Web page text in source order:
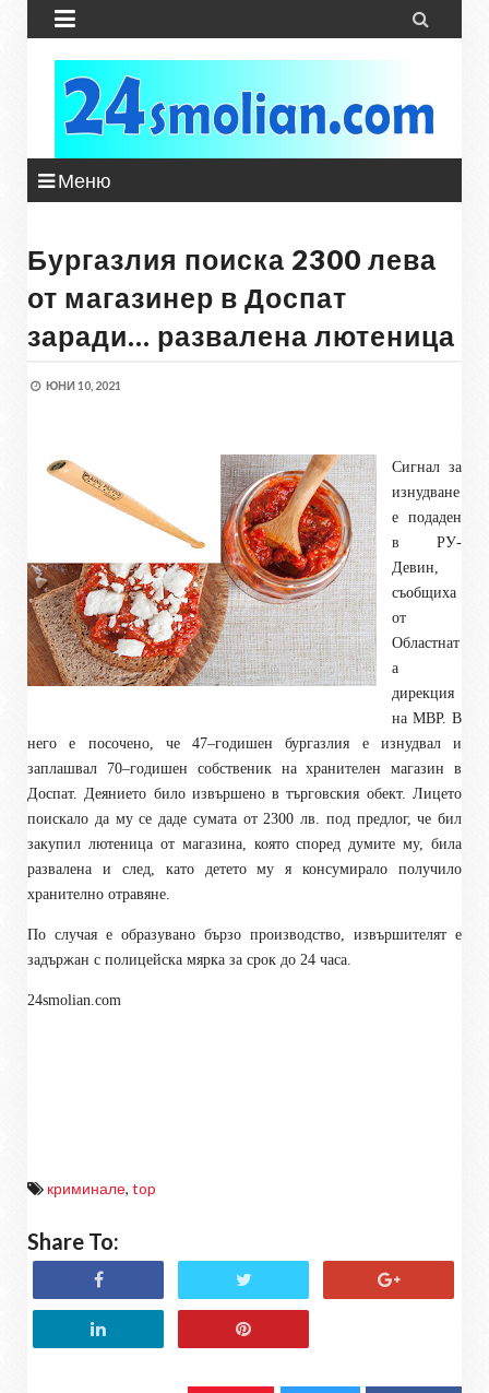
 
Меню
Бургазлия поиска 2300 лева
от магазинер в Доспат
заради… развалена лютеница
ЮНИ 10, 2021
Сигнал за
изнудване
е подаден
в РУ-
Девин,
съобщиха
от
Областнат
а
дирекция
на МВР. В
него е посочено, че 47–годишен бургазлия е изнудвал и
заплашвал 70–годишен собственик на хранителен магазин в
Доспат. Деянието било извършено в търговския обект. Лицето
поискало да му се даде сумата от 2300 лв. под предлог, че бил
закупил лютеница от магазина, която според думите му, била
развалена и след, като детето му я консумирало получило
хранително отравяне.
По случая е образувано бързо производство, извършителят е
задържан с полицейска мярка за срок до 24 часа.
24smolian.com
криминале, top
Share To: